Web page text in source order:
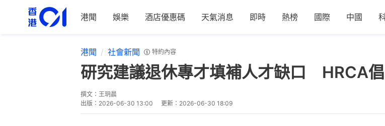
港聞 娛樂 酒店優惠碼 天氣消息 即時 熱榜 國際 中國
港聞 社會新聞 特約內容
研究建議退休專才填補人才缺口 HRCA
撰文： 王玥晨
出版： 2026-06-30 13:00 更新： 2026-06-30 18:09